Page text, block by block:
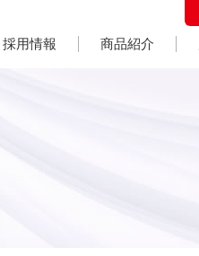
採用情報 商品紹介